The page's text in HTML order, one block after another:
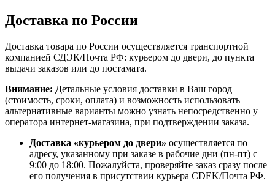
Доставка по России
Доставка товара по России осуществляется транспортной
компанией СДЭК/Почта РФ: курьером до двери, до пункта
выдачи заказов или до постамата.
Внимание: Детальные условия доставки в Ваш город
(стоимость, сроки, оплата) и возможность использовать
альтернативные варианты можно узнать непосредственно у
оператора интернет-магазина, при подтверждении заказа.
Доставка «курьером до двери» осуществляется по
адресу, указанному при заказе в рабочие дни (пн-пт) с
9:00 до 18:00. Пожалуйста, проверяйте заказ сразу после
его получения в присутствии курьера CDEK/Почта РФ.